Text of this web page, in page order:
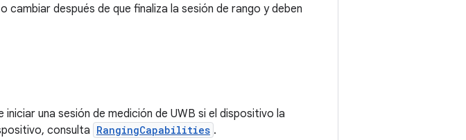
después de que finaliza la sesión de rango y deben
una sesión de medición de UWB si el dispositivo la
consulta RangingCapabilities .